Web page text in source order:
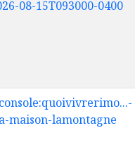
08-15T093000-0400
maison-lamontagne